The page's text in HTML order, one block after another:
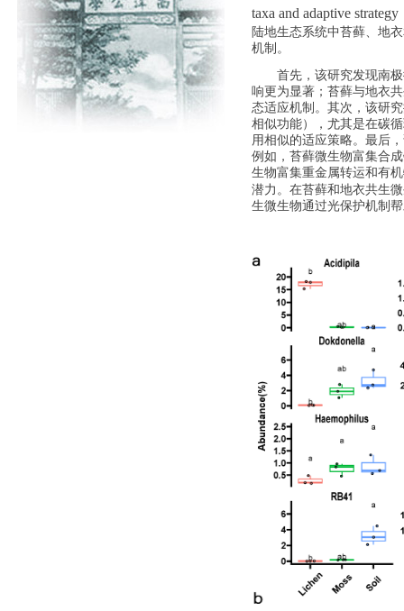
taxa and adaptive strategy
陆地生态系统中苔藓、地
机制 。
首先，该研究发现南极
响更为显著 ； 苔藓与地衣
态适应机制 。 其次，该研
相似功能）
， 尤其是在碳
用相似的适应策略。 最后
例如，苔藓微生物富集合
生物富集重金属转运和有
潜力 。 在苔藓和地衣共生
生微生物通过光保护机制